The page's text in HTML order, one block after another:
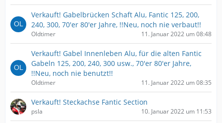
Verkauft! Gabelbrücken Schaft Alu, Fantic 125, 200,
240, 300, 70'er 80'er Jahre, !!Neu, noch nie verbaut!!
Oldtimer 11. Januar 2022 um 08:48
Verkauft! Gabel Innenleben Alu, für die alten Fantic
Gabeln 125, 200, 240, 300 usw., 70'er 80'er Jahre,
!!Neu, noch nie benutzt!!
Oldtimer 11. Januar 2022 um 08:35
Verkauft! Steckachse Fantic Section
psla 10. Januar 2022 um 11:53